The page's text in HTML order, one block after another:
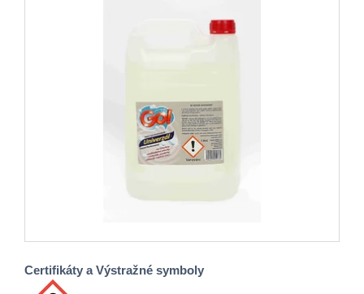
Certifikáty a Výstražné symboly